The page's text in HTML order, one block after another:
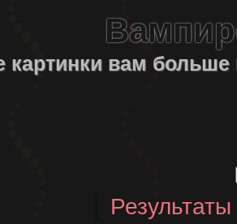
картинки вам больше
Результаты